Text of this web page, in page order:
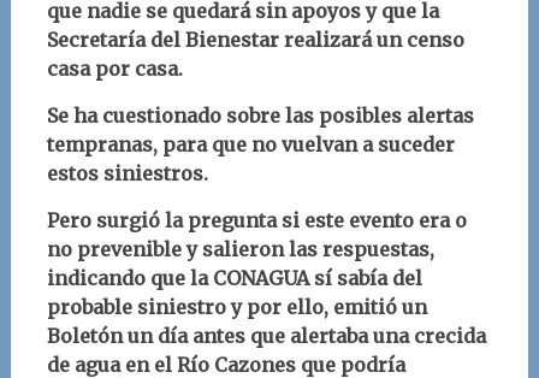
que nadie se quedará sin apoyos y que la
Secretaría del Bienestar realizará un censo
casa por casa.
Se ha cuestionado sobre las posibles alertas
tempranas, para que no vuelvan a suceder
estos siniestros.
Pero surgió la pregunta si este evento era o
no prevenible y salieron las respuestas,
indicando que la CONAGUA sí sabía del
probable siniestro y por ello, emitió un
Boletón un día antes que alertaba una crecida
de agua en el Río Cazones que podría